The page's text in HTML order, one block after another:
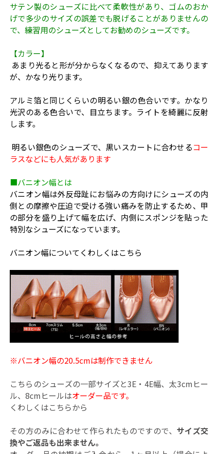
サテン製のシューズに比べて柔軟性があり、ゴムのおか
げで多少のサイズの誤差でも脱げることがありませんの
で、練習用のシューズとしてお勧めのシューズです。
【カラー】
あまり光ると形が分からなくなるので、抑えてあります
が、かなり光ります。
アルミ箔と同じくらいの明るい銀の色合いです。かなり
光沢のある色合いで、目立ちます。ライトを綺麗に反射
します。
明るい銀色のシューズで、黒いスカートに合わせるコー
ラスなどにも人気があります
■バニオン幅とは
バニオン幅は外反母趾にお悩みの方向けにシューズの内
側との摩擦や圧迫で受ける強い痛みを防止するため、甲
の部分を盛り上げて幅を広げ、内側にスポンジを貼った
特別なシューズになっています。
バニオン幅についてくわしくはこちら
※バニオン幅の20.5cmは制作できません
こちらのシューズの一部サイズと3E・4E幅、太3cmヒー
ル、8cmヒールはオーダー品です。
くわしくはこちらから
その方のみに合わせて作られたものですので、 サイズ交
換やご返品も出来ません。